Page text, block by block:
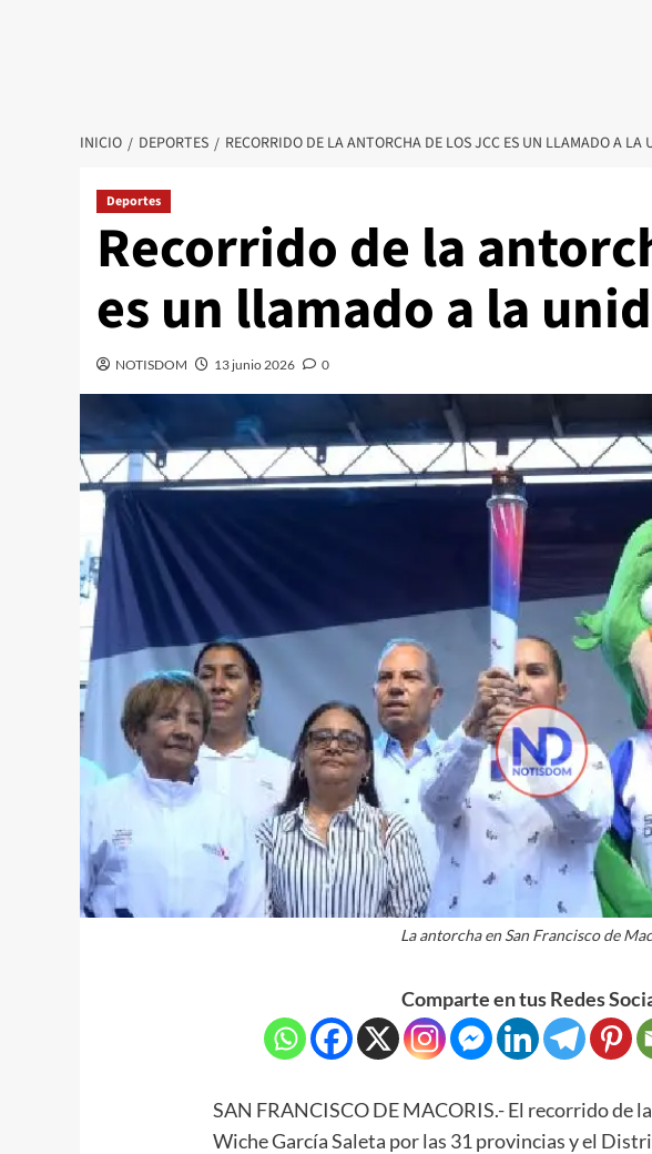
INICIO DEPORTES RECORRIDO DE LA ANTORCHA DE LOS JCC ES UN LLAMADO A LA
Deportes
Recorrido de la
es un llamado a la
NOTISDOM 13 junio 2026 0
La antorcha en San Francisco de
Comparte en tus Redes
SAN FRANCISCO DE MACORIS.- El recorrido de
Wiche García Saleta por las 31 provincias y el